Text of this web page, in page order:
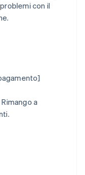
con il
a